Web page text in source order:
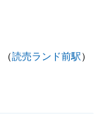
（読売ランド前駅）